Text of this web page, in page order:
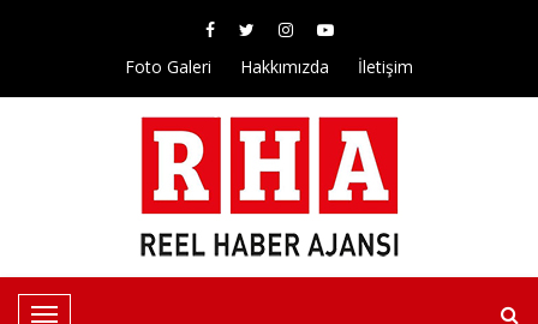
Foto Galeri Hakkımızda İletişim
T